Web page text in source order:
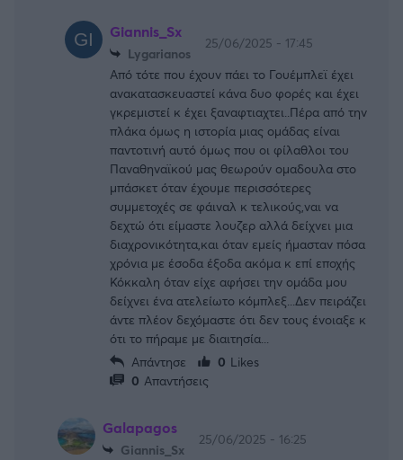
Giannis_Sx
Lygarianos
25/06/2025 - 17:45
Από τότε που έχουν πάει το Γουέμπλεϊ έχει
ανακατασκευαστεί κάνα δυο φορές και έχει
γκρεμιστεί κ έχει ξαναφτιαχτει..Πέρα από την
πλάκα όμως η ιστορία μιας ομάδας είναι
παντοτινή αυτό όμως που οι φίλαθλοι του
Παναθηναϊκού μας θεωρούν ομαδουλα στο
μπάσκετ όταν έχουμε περισσότερες
συμμετοχές σε φάιναλ κ τελικούς,ναι να
δεχτώ ότι είμαστε λουζερ αλλά δείχνει μια
διαχρονικότητα,και όταν εμείς ήμασταν πόσα
χρόνια με έσοδα έξοδα ακόμα κ επί εποχής
Κόκκαλη όταν είχε αφήσει την ομάδα μου
δείχνει ένα ατελείωτο κόμπλεξ...Δεν πειράζει
άντε πλέον δεχόμαστε ότι δεν τους ένοιαξε κ
ότι το πήραμε με διαιτησία...
Απάντησε
0 Likes
0 Απαντήσεις
Galapagos
Giannis_Sx
25/06/2025 - 16:25